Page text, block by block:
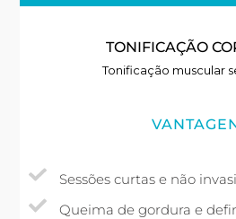
TONIFICAÇÃO
Tonificação muscular
Sessões curtas e não
Queima de gordura e